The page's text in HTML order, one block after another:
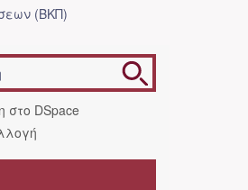
(ΒΚΠ)
στο DSpace